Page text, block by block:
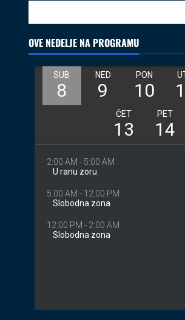
OVE NEDELJE NA PROGRAMU
Izveštaji Koncerti
Introverzum
muzej
28.07.2026
5
Društvo Vesti
Begej ponovo spaja
pe Bega“
Turisti